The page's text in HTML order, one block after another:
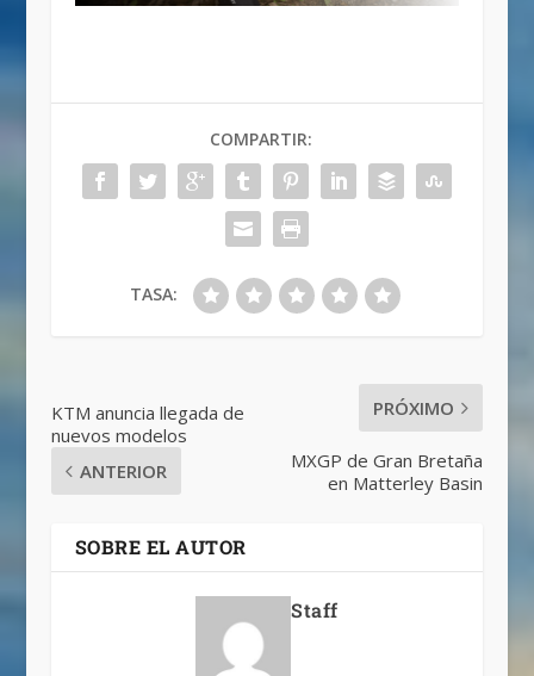
COMPARTIR:
TASA:
KTM anuncia llegada de
nuevos modelos
ANTERIOR
PRÓXIMO
MXGP de Gran Bretaña
en Matterley Basin
SOBRE EL AUTOR
Staff